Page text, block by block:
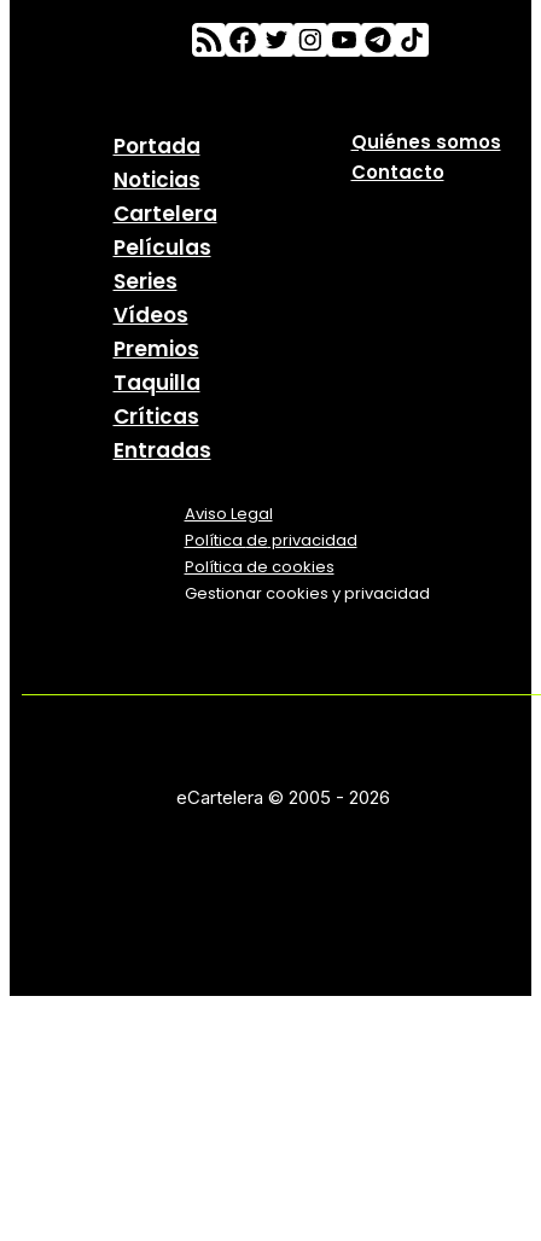
Portada
Noticias
Cartelera
Películas
Series
Vídeos
Premios
Taquilla
Críticas
Entradas
Quiénes somos
Contacto
Aviso Legal
Política de privacidad
Política de cookies
Gestionar cookies y privacidad
eCartelera © 2005 - 2026